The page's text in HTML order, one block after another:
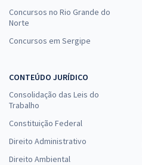
Concursos no Rio Grande do
Norte
Concursos em Sergipe
CONTEÚDO JURÍDICO
Consolidação das Leis do
Trabalho
Constituição Federal
Direito Administrativo
Direito Ambiental